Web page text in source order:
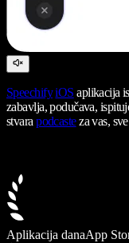
Speechify iOS aplikacija
zabavlja, podučava,
stvarapodcasteza vas,
Aplikacija danaApp